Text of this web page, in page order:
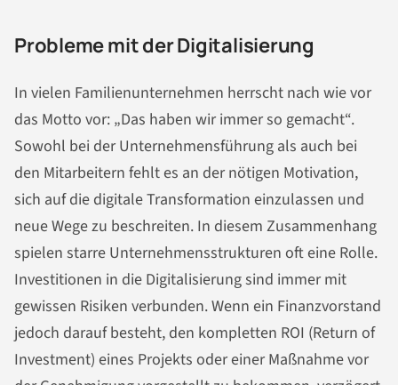
Probleme mit der Digitalisierung
In vielen Familienunternehmen herrscht nach wie vor
das Motto vor: „Das haben wir immer so gemacht“.
Sowohl bei der Unternehmensführung als auch bei
den Mitarbeitern fehlt es an der nötigen Motivation,
sich auf die digitale Transformation einzulassen und
neue Wege zu beschreiten. In diesem Zusammenhang
spielen starre Unternehmensstrukturen oft eine Rolle.
Investitionen in die Digitalisierung sind immer mit
gewissen Risiken verbunden. Wenn ein Finanzvorstand
jedoch darauf besteht, den kompletten ROI (Return of
Investment) eines Projekts oder einer Maßnahme vor